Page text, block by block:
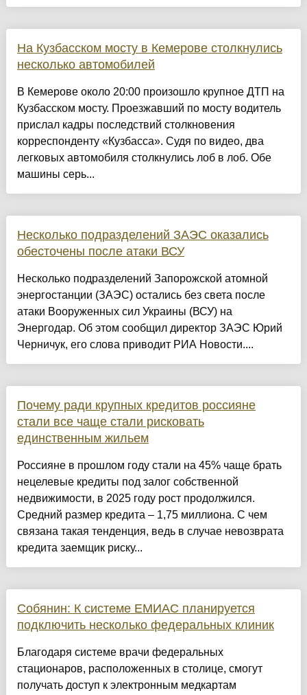
На Кузбасском мосту в Кемерове столкнулись
несколько автомобилей
В Кемерове около 20:00 произошло крупное ДТП на
Кузбасском мосту. Проезжавший по мосту водитель
прислал кадры последствий столкновения
корреспонденту «Кузбасса». Судя по видео, два
легковых автомобиля столкнулись лоб в лоб. Обе
машины серь...
Несколько подразделений ЗАЭС оказались
обесточены после атаки ВСУ
Несколько подразделений Запорожской атомной
энергостанции (ЗАЭС) остались без света после
атаки Вооруженных сил Украины (ВСУ) на
Энергодар. Об этом сообщил директор ЗАЭС Юрий
Черничук, его слова приводит РИА Новости....
Почему ради крупных кредитов россияне
стали все чаще стали рисковать
единственным жильем
Россияне в прошлом году стали на 45% чаще брать
нецелевые кредиты под залог собственной
недвижимости, в 2025 году рост продолжился.
Средний размер кредита – 1,75 миллиона. С чем
связана такая тенденция, ведь в случае невозврата
кредита заемщик риску...
Собянин: К системе ЕМИАС планируется
подключить несколько федеральных клиник
Благодаря системе врачи федеральных
стационаров, расположенных в столице, смогут
получать доступ к электронным медкартам